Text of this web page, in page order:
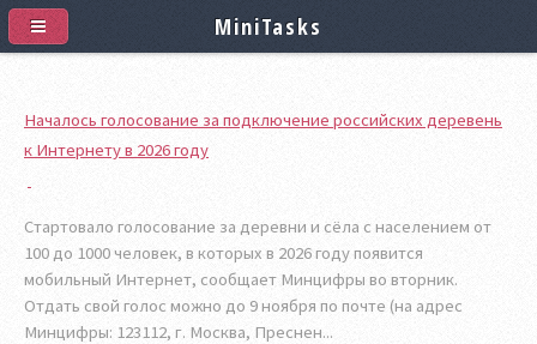
Началось голосование за подключение российских деревень
к Интернету в 2026 году
Стартовало голосование за деревни и сёла с населением от
100 до 1000 человек, в которых в 2026 году появится
мобильный Интернет, сообщает Минцифры во вторник.
Отдать свой голос можно до 9 ноября по почте (на адрес
Минцифры: 123112, г. Москва, Преснен...
MiniTasks